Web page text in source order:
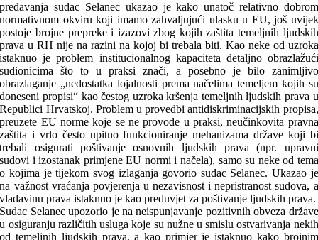
predavanja sudac Selanec ukazao je kako unatoč relativno dobrom
normativnom okviru koji imamo zahvaljujući ulasku u EU, još uvijek
postoje brojne prepreke i izazovi zbog kojih zaštita temeljnih ljudskih
prava u RH nije na razini na kojoj bi trebala biti. Kao neke od uzroka
istaknuo je problem institucionalnog kapaciteta detaljno obrazlažući
sudionicima što to u praksi znači, a posebno je bilo zanimljivo
obrazlaganje „nedostatka lojalnosti prema načelima temeljem kojih su
doneseni propisi“ kao čestog uzroka kršenja temeljnih ljudskih prava u
Republici Hrvatskoj. Problem u provedbi antidiskriminacijskih propisa,
preuzete EU norme koje se ne provode u praksi, neučinkovita pravna
zaštita i vrlo često upitno funkcioniranje mehanizama države koji bi
trebali osigurati poštivanje osnovnih ljudskih prava (npr. upravni
sudovi i izostanak primjene EU normi i načela), samo su neke od tema
o kojima je tijekom svog izlaganja govorio sudac Selanec. Ukazao je
na važnost vraćanja povjerenja u nezavisnost i nepristranost sudova, a
vladavinu prava istaknuo je kao preduvjet za poštivanje ljudskih prava.
Sudac Selanec upozorio je na neispunjavanje pozitivnih obveza države
u osiguranju različitih usluga koje su nužne u smislu ostvarivanja nekih
od temeljnih ljudskih prava, a kao primjer je istaknuo kako brojnim